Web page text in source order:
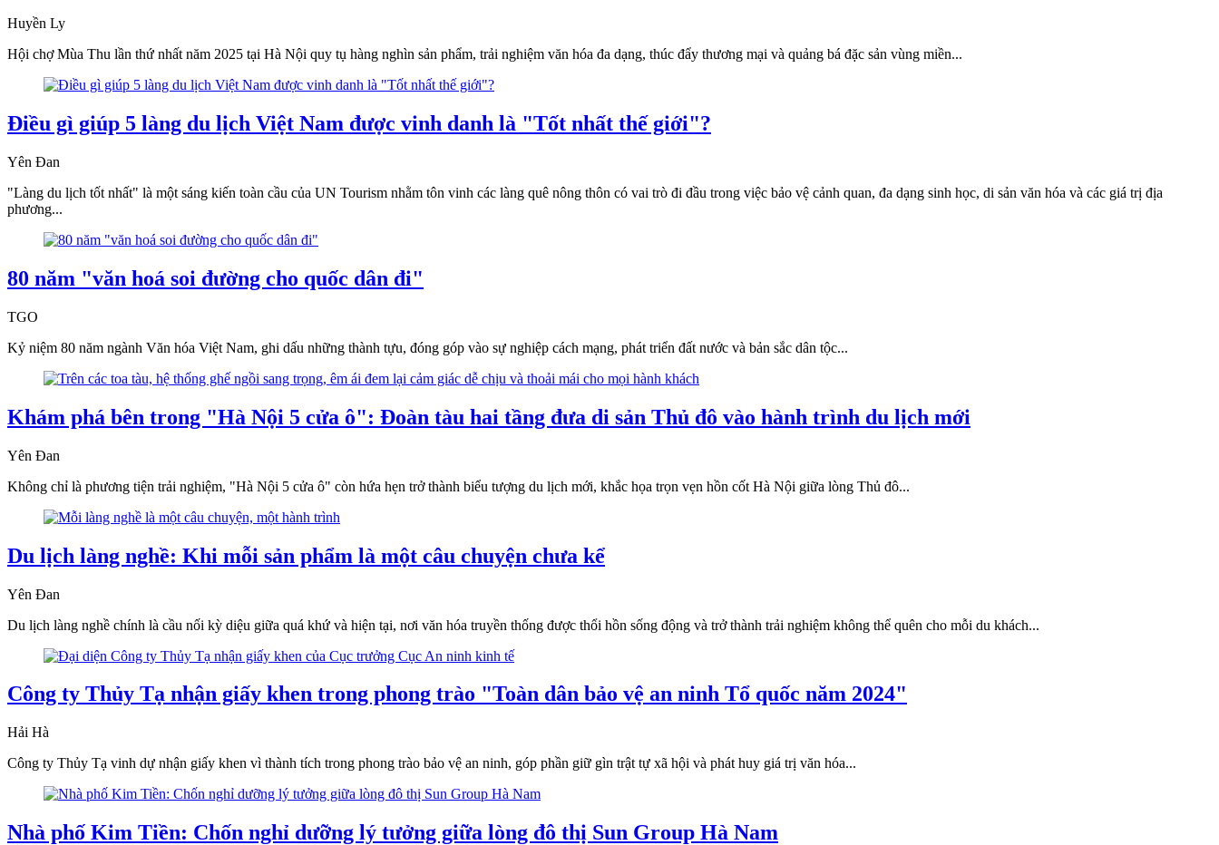
Huyền Ly
Hội chợ Mùa Thu lần thứ nhất năm 2025 tại Hà Nội quy tụ hàng nghìn sản phẩm, trải nghiệm văn hóa đa dạng, thúc đẩy thương mại và quảng bá đặc sản vùng miền...
Điều gì giúp 5 làng du lịch Việt Nam được vinh danh là "Tốt nhất thế giới"?
Yên Đan
"Làng du lịch tốt nhất" là một sáng kiến toàn cầu của UN Tourism nhằm tôn vinh các làng quê nông thôn có vai trò đi đầu trong việc bảo vệ cảnh quan, đa dạng sinh học, di sản văn hóa và các giá trị địa
phương...
80 năm "văn hoá soi đường cho quốc dân đi"
TGO
Kỷ niệm 80 năm ngành Văn hóa Việt Nam, ghi dấu những thành tựu, đóng góp vào sự nghiệp cách mạng, phát triển đất nước và bản sắc dân tộc...
Khám phá bên trong "Hà Nội 5 cửa ô": Đoàn tàu hai tầng đưa di sản Thủ đô vào hành trình du lịch mới
Yên Đan
Không chỉ là phương tiện trải nghiệm, "Hà Nội 5 cửa ô" còn hứa hẹn trở thành biểu tượng du lịch mới, khắc họa trọn vẹn hồn cốt Hà Nội giữa lòng Thủ đô...
Du lịch làng nghề: Khi mỗi sản phẩm là một câu chuyện chưa kể
Yên Đan
Du lịch làng nghề chính là cầu nối kỳ diệu giữa quá khứ và hiện tại, nơi văn hóa truyền thống được thổi hồn sống động và trở thành trải nghiệm không thể quên cho mỗi du khách...
Công ty Thủy Tạ nhận giấy khen trong phong trào "Toàn dân bảo vệ an ninh Tổ quốc năm 2024"
Hải Hà
Công ty Thủy Tạ vinh dự nhận giấy khen vì thành tích trong phong trào bảo vệ an ninh, góp phần giữ gìn trật tự xã hội và phát huy giá trị văn hóa...
Nhà phố Kim Tiền: Chốn nghỉ dưỡng lý tưởng giữa lòng đô thị Sun Group Hà Nam